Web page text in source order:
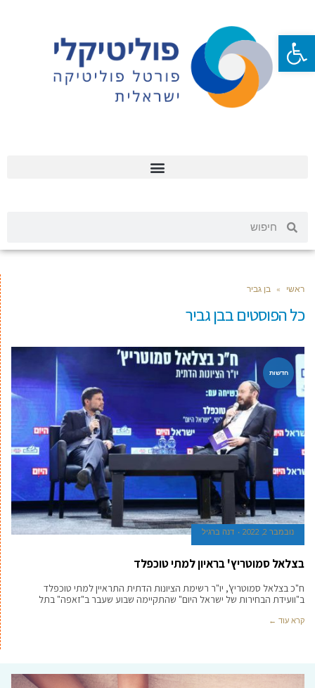
ראשי » בן גביר
כל הפוסטים בבן גביר
חדשות
נובמבר 2, 2022 דנה ברגיל
בצלאל סמוטריץ' בראיון למתי טוכפלד
ח"כ בצלאל סמוטריץ', יו"ר רשימת הציונות הדתית התראיין למתי טוכפלד
ב"וועידת הבחירות של ישראל היום" שהתקיימה שבוע שעבר ב"זאפה" בתל
קרא עוד ←
פתח סרגל נגישות